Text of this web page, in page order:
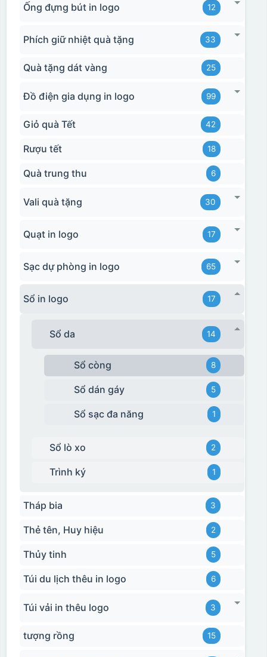
Ống đựng bút in logo 12
Phích giữ nhiệt quà tặng 33
Quà tặng dát vàng 25
Đồ điện gia dụng in logo 99
Giỏ quà Tết 42
Rượu tết 18
Quà trung thu 6
Vali quà tặng 30
Quạt in logo 17
Sạc dự phòng in logo 65
Sổ in logo 17
Sổ da 14
Sổ còng 8
Sổ dán gáy 5
Sổ sạc đa năng 1
Sổ lò xo 2
Trình ký 1
Tháp bia 3
Thẻ tên, Huy hiệu 2
Thủy tinh 5
Túi du lịch thêu in logo 6
Túi vải in thêu logo 3
tượng rồng 15